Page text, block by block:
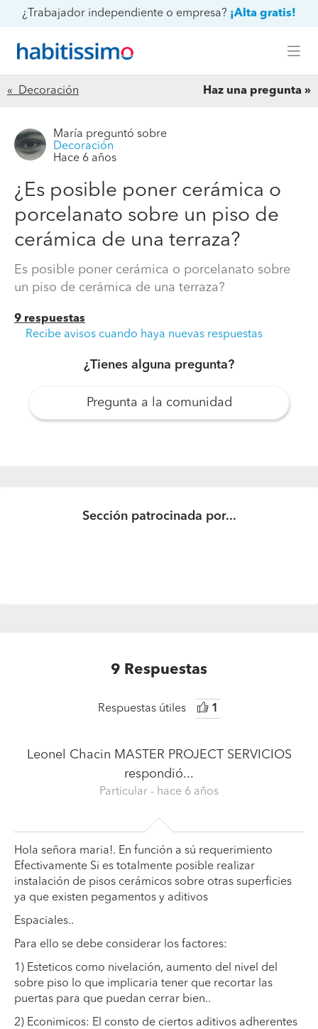
¿Trabajador independiente o empresa? ¡Alta gratis!
« Decoración Haz una pregunta
¿Es posible poner cerámica o porcelanato sobre un
piso de cerámica de una terraza?
Es posible poner cerámica o porcelanato sobre un piso
de cerámica de una terraza?
María preguntó sobre
Decoración
Hace 6 años
¿Es posible poner cerámica o
porcelanato sobre un piso de
cerámica de una terraza?
Es posible poner cerámica o porcelanato sobre
un piso de cerámica de una terraza?
9 respuestas
Recibe avisos cuando haya nuevas respuestas
¿Tienes alguna pregunta?
Pregunta a la comunidad
Sección patrocinada por...
9 Respuestas
Respuestas útiles 1
Leonel Chacin MASTER PROJECT SERVICIOS
respondió...
Particular - hace 6 años
Hola señora maria!. En función a sú requerimiento
Efectivamente Si es totalmente posible realizar
instalación de pisos cerámicos sobre otras superficies
ya que existen pegamentos y aditivos
Espaciales..
Para ello se debe considerar los factores:
1) Esteticos como nivelación, aumento del nivel del
sobre piso lo que implicaria tener que recortar las
puertas para que puedan cerrar bien..
2) Econimicos: El consto de ciertos aditivos adherentes